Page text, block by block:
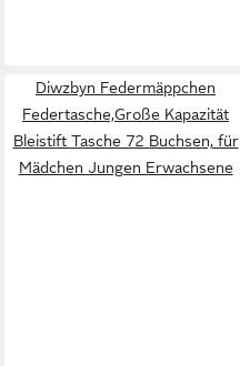
Diwzbyn Federmäppchen
Federtasche,Große Kapazität
Bleistift Tasche 72 Buchsen, für
Mädchen Jungen Erwachsene